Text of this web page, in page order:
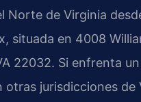
Norte de Virginia
situada en 4008
22032. Si enfrenta
otras jurisdicciones de